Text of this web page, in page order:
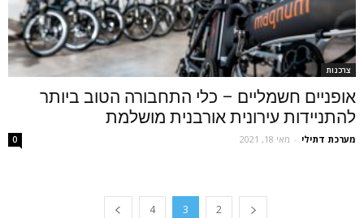
צרכנות
אופניים חשמליים – כלי התחבורה הטוב ביותר
להתניידות עירונית אורבנית מושלמת
מערכת דתילי - מאי 18, 2021 0
2
3
4